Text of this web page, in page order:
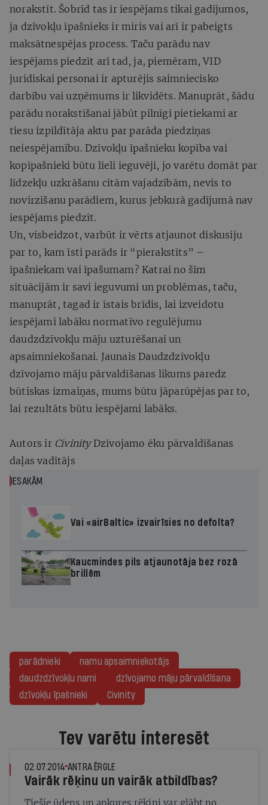
norakstīt. Šobrīd tas ir iespējams tikai gadījumos,
ja dzīvokļu īpašnieks ir miris vai arī ir pabeigts
maksātnespējas process. Taču parādu nav
iespējams piedzīt arī tad, ja, piemēram, VID
juridiskai personai ir apturējis saimniecisko
darbību vai uzņēmums ir likvidēts. Manuprāt, šādu
parādu norakstīšanai jābūt pilnīgi pietiekami ar
tiesu izpildītāja aktu par parāda piedziņas
neiespējamību. Dzīvokļu īpašnieku kopība vai
kopīpašnieki būtu lieli ieguvēji, jo varētu domāt par
līdzekļu uzkrāšanu citām vajadzībām, nevis to
novirzīšanu parādiem, kurus jebkurā gadījumā nav
iespējams piedzīt.
Un, visbeidzot, varbūt ir vērts atjaunot diskusiju
par to, kam īsti parāds ir “pierakstīts” –
īpašniekam vai īpašumam? Katrai no šīm
situācijām ir savi ieguvumi un problēmas, taču,
manuprāt, tagad ir īstais brīdis, lai izveidotu
iespējami labāku normatīvo regulējumu
daudzdzīvokļu māju uzturēšanai un
apsaimniekošanai. Jaunais Daudzdzīvokļu
dzīvojamo māju pārvaldīšanas likums paredz
būtiskas izmaiņas, mums būtu jāparūpējas par to,
lai rezultāts būtu iespējami labāks.
Autors ir CivinityDzīvojamo ēku pārvaldīšanas
daļas vadītājs
IESAKĀM
Vai «airBaltic» izvairīsies no defolta?
Kaucmindes pils atjaunotāja bez rozā
brillēm
parādnieki
namu apsaimniekotājs
daudzdzīvokļu nami
dzīvojamo māju pārvaldīšana
dzīvokļu īpašnieki
Civinity
Tev varētu interesēt
02.07.2014 ANTRA ĒRGLE
Vairāk rēķinu un vairāk atbildības?
Tiešie ūdens un apkures rēķini var glābt no